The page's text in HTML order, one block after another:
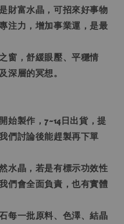
財富水晶，可招來好事物
注力，增加事業運，是最
窗，舒緩眼壓、平穩情
深層的冥想。
始製作，7~14日出貨，提
們討論後能趕製再下單
水晶，若是有標示功效性
們會全面負責，也有實體
每一批原料、色澤、結晶